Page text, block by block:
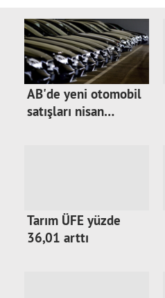
AB'de yeni otomobil
satışları nisan…
Tarım ÜFE yüzde
36,01 arttı